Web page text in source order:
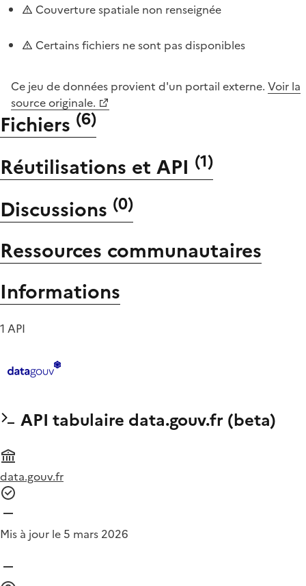
Couverture spatiale non renseignée
Certains fichiers ne sont pas disponibles
Ce jeu de données provient d'un portail externe. Voir la
source originale.
Fichiers (6)
Réutilisations et API (1)
Discussions (0)
Ressources communautaires
Informations
1 API
API tabulaire data.gouv.fr (beta)
data.gouv.fr
Mis à jour le 5 mars 2026